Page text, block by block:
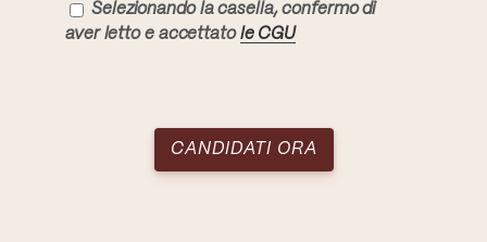
Selezionando la casella, confermo di
aver letto e accettato le CGU